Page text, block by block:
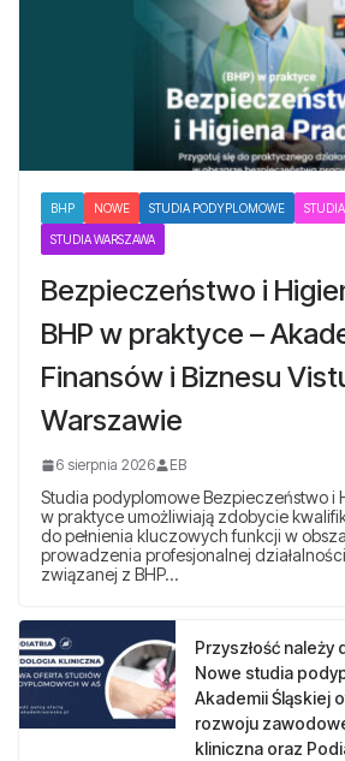
BHP NOWE STUDIA PODYPLOMOWE
STUDIA WARSZAWA
Bezpieczeństwo i
BHP w praktyce –
Finansów i Biznesu
Warszawie
6 sierpnia 2026 EB
Studia podyplomowe Bezpieczeństwo i
w praktyce umożliwiają zdobycie
do pełnienia kluczowych funkcji w
prowadzenia profesjonalnej
związanej z BHP…
Przyszłość należy
Nowe studia
Akademii Śląskiej
rozwoju
kliniczna oraz